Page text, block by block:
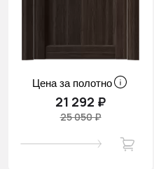
Цена за полотно
21 292 ₽
25 050 ₽